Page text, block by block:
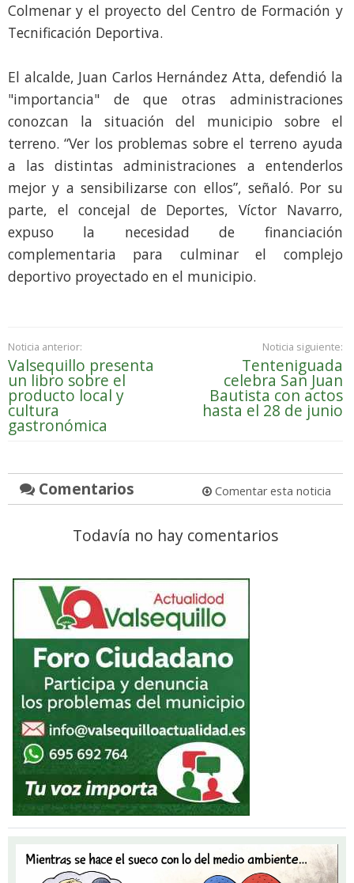
Colmenar y el proyecto del Centro de Formación y
Tecnificación Deportiva.
El alcalde, Juan Carlos Hernández Atta, defendió la
"importancia" de que otras administraciones
conozcan la situación del municipio sobre el
terreno. “Ver los problemas sobre el terreno ayuda
a las distintas administraciones a entenderlos
mejor y a sensibilizarse con ellos”, señaló. Por su
parte, el concejal de Deportes, Víctor Navarro,
expuso la necesidad de financiación
complementaria para culminar el complejo
deportivo proyectado en el municipio.
Noticia anterior:
Valsequillo presenta
un libro sobre el
producto local y
cultura
gastronómica
Noticia siguiente:
Tenteniguada
celebra San Juan
Bautista con actos
hasta el 28 de junio
Comentarios Comentar esta noticia
Todavía no hay comentarios